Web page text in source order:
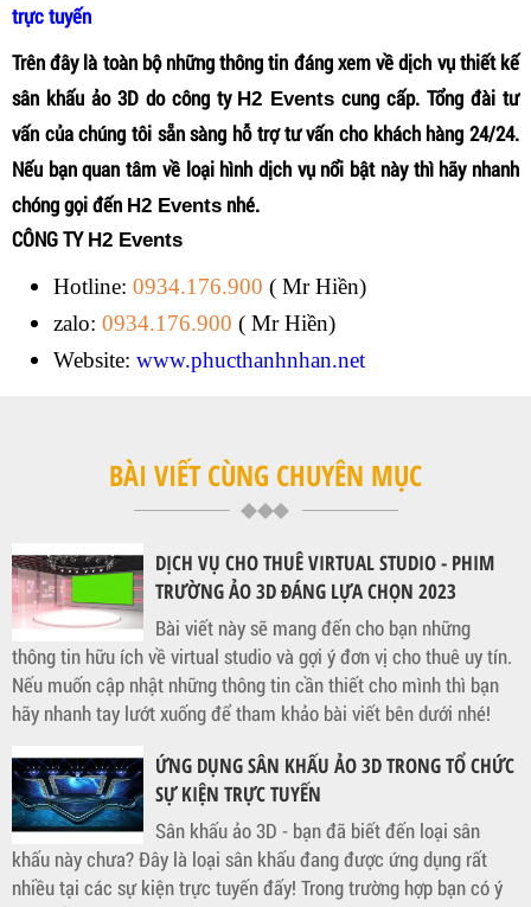
trực tuyến
Trên đây là toàn bộ những thông tin đáng xem về dịch vụ thiết kế
sân khấu ảo 3D do công ty H2 Events cung cấp. Tổng đài tư
vấn của chúng tôi sẵn sàng hỗ trợ tư vấn cho khách hàng 24/24.
Nếu bạn quan tâm về loại hình dịch vụ nổi bật này thì hãy nhanh
chóng gọi đến H2 Events nhé.
CÔNG TY H2 Events
Hotline: 0934.176.900 ( Mr Hiền)
zalo: 0934.176.900 ( Mr Hiền)
Website: www.phucthanhnhan.net
BÀI VIẾT CÙNG CHUYÊN MỤC
DỊCH VỤ CHO THUÊ VIRTUAL STUDIO - PHIM
TRƯỜNG ẢO 3D ĐÁNG LỰA CHỌN 2023
Bài viết này sẽ mang đến cho bạn những
thông tin hữu ích về virtual studio và gợi ý đơn vị cho thuê uy tín.
Nếu muốn cập nhật những thông tin cần thiết cho mình thì bạn
hãy nhanh tay lướt xuống để tham khảo bài viết bên dưới nhé!
ỨNG DỤNG SÂN KHẤU ẢO 3D TRONG TỔ CHỨC
SỰ KIỆN TRỰC TUYẾN
Sân khấu ảo 3D - bạn đã biết đến loại sân
khấu này chưa? Đây là loại sân khấu đang được ứng dụng rất
nhiều tại các sự kiện trực tuyến đấy! Trong trường hợp bạn có ý